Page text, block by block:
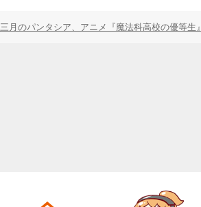
三月のパンタシア、アニメ『魔法科高校の優等